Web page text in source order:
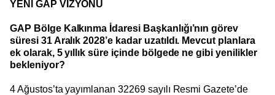
YENİ GAP VİZYONU
GAP Bölge Kalkınma İdaresi Başkanlığı’nın görev
süresi 31 Aralık 2028’e kadar uzatıldı. Mevcut planlara
ek olarak, 5 yıllık süre içinde bölgede ne gibi yenilikler
bekleniyor?
4 Ağustos’ta yayımlanan 32269 sayılı Resmi Gazete’de